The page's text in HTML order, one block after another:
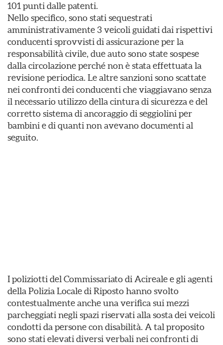
101 punti dalle patenti.
Nello specifico, sono stati sequestrati
amministrativamente 3 veicoli guidati dai rispettivi
conducenti sprovvisti di assicurazione per la
responsabilità civile, due auto sono state sospese
dalla circolazione perché non è stata effettuata la
revisione periodica. Le altre sanzioni sono scattate
nei confronti dei conducenti che viaggiavano senza
il necessario utilizzo della cintura di sicurezza e del
corretto sistema di ancoraggio di seggiolini per
bambini e di quanti non avevano documenti al
seguito.
I poliziotti del Commissariato di Acireale e gli agenti
della Polizia Locale di Riposto hanno svolto
contestualmente anche una verifica sui mezzi
parcheggiati negli spazi riservati alla sosta dei veicoli
condotti da persone con disabilità. A tal proposito
sono stati elevati diversi verbali nei confronti di